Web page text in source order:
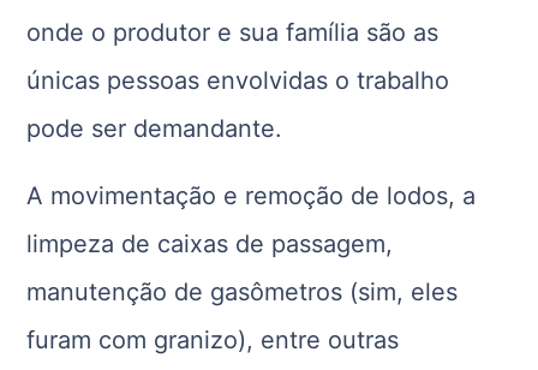
onde o produtor e sua família são as
únicas pessoas envolvidas o trabalho
pode ser demandante.
A movimentação e remoção de lodos, a
limpeza de caixas de passagem,
manutenção de gasômetros (sim, eles
furam com granizo), entre outras